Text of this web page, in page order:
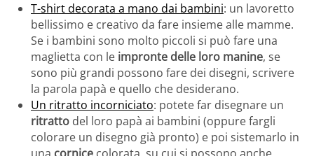
T-shirt decorata a mano dai bambini: un lavoretto
bellissimo e creativo da fare insieme alle mamme.
Se i bambini sono molto piccoli si può fare una
maglietta con le impronte delle loro manine, se
sono più grandi possono fare dei disegni, scrivere
la parola papà e quello che desiderano.
Un ritratto incorniciato: potete far disegnare un
ritratto del loro papà ai bambini (oppure fargli
colorare un disegno già pronto) e poi sistemarlo in